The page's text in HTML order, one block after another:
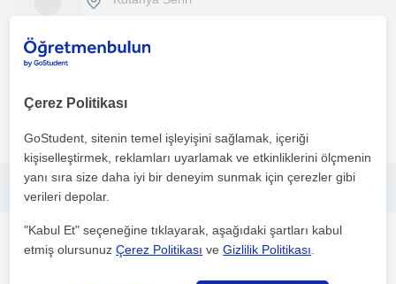
8 yıldır matematik öğretmeni olarak görev yapıyorum. Her
Ingilizce
Kütahya Sehri
Çerez Politikası
GoStudent, sitenin temel işleyişini sağlamak, içeriği
kişiselleştirmek, reklamları uyarlamak ve etkinliklerini ölçmenin
yanı sıra size daha iyi bir deneyim sunmak için çerezler gibi
verileri depolar.
"Kabul Et" seçeneğine tıklayarak, aşağıdaki şartları kabul
etmiş olursunuzÇerez Politikası veGizlilik Politikası